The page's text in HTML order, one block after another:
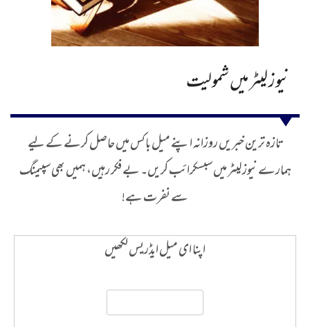
نیوز لیٹر میں شمولیت
تازہ ترین خبریں روزانہ اپنے میل باکس میں حاصل کرنے کے لیے
ہمارے نیوز لیٹر میں سبسکرائب کریں۔ بے فکر رہیں، ہمیں بھی سپیمنگ
سے نفرت ہے!
اپنا ای میل ایڈریس لکھیں